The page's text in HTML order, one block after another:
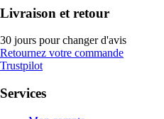
Livraison et retour
30 jours pour changer d'avis
Retournez votre commande
Trustpilot
Services